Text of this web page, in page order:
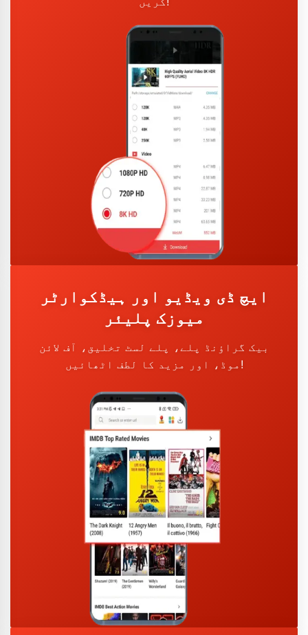
ایچ ڈی ویڈیو اور ہیڈکوارٹر
میوزک پلیئر
بیک گراؤنڈ پلے، پلے لسٹ تخلیق، آف لائن
موڈ، اور مزید کا لطف اٹھائیں!